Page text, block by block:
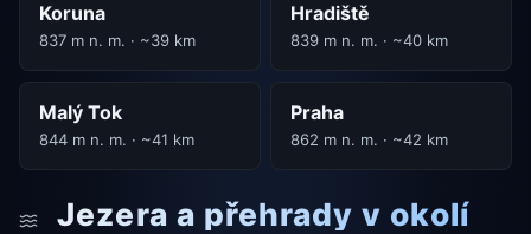
Koruna
837 m n. m. · ~39 km
Hradiště
839 m n. m. · ~40 km
Malý Tok
844 m n. m. · ~41 km
Praha
862 m n. m. · ~42 km
Jezera a přehrady v okolí